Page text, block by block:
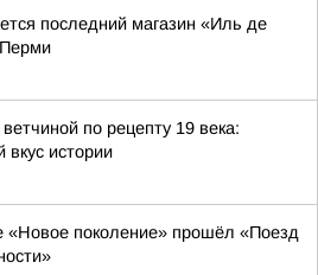
последний магазин «Иль де
по рецепту 19 века:
вкус истории
«Новое поколение» прошёл «Поезд